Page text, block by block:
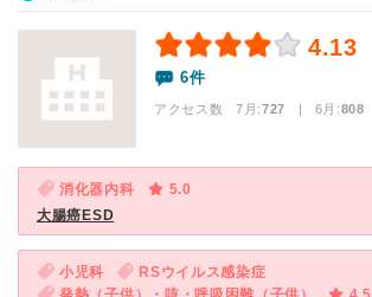
4.13
6件
アクセス数 7月:727 | 6月:808
消化器内科
5.0
大腸癌ESD
小児科
RSウイルス感染症